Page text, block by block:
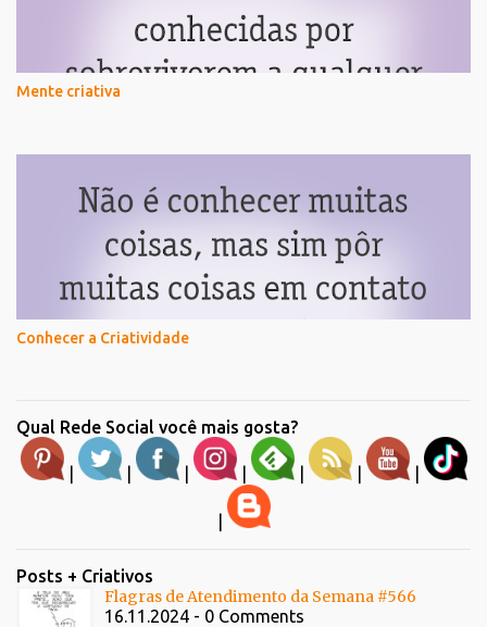
Mente criativa
Conhecer a Criatividade
Qual Rede Social você mais gosta?
| | | | | | |
Posts + Criativos
Flagras de Atendimento da Semana #566
16.11.2024 - 0 Comments